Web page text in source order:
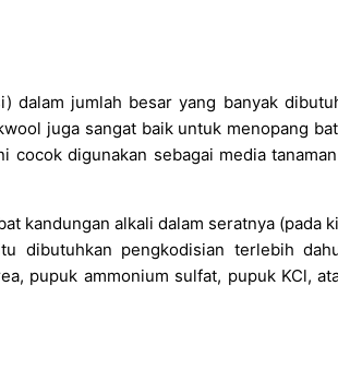
dalam jumlah besar yang banyak
juga sangat baik untuk menopang
cocok digunakan sebagai media
kandungan alkali dalam seratnya (pada
dibutuhkan pengkodisian terlebih
pupuk ammonium sulfat, pupuk KCl,